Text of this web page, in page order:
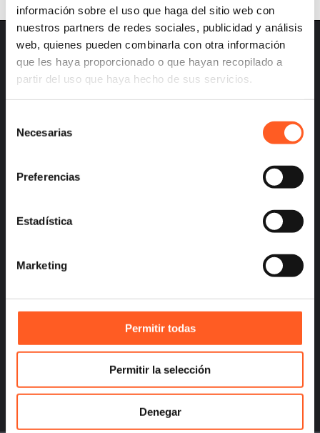
información sobre el uso que haga del sitio web con
nuestros partners de redes sociales, publicidad y análisis
web, quienes pueden combinarla con otra información
que les haya proporcionado o que hayan recopilado a
partir del uso que haya hecho de sus servicios.
Necesarias
Preferencias
Estadística
Marketing
Permitir todas
Permitir la selección
Denegar
– Terms and Conditions
infoespana@arochilindner.com
+34 96 513 5918